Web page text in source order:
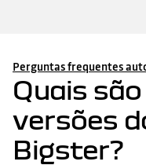
Perguntas frequentes
Quais
versões
Bigster?